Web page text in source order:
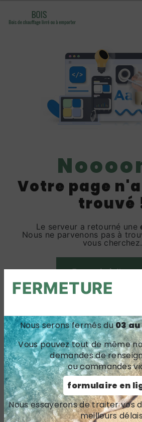
FERMETURE
Nous serons fermés du03
Vous pouvez tout de même
demandes de
ou commandes
formulaire en
Nous essayerons de traiter vos
meilleurs
Votre page
trouvé
Le serveur a retourné une
Nous ne parvenons pas à
vous cherchez.
Revenir à